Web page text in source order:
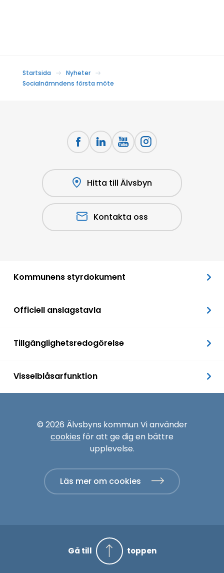
Startsida
Nyheter
Socialnämndens första möte
Hitta till Älvsbyn
Kontakta oss
Kommunens styrdokument
Officiell anslagstavla
Tillgänglighetsredogörelse
Visselblåsarfunktion
© 2026 Älvsbyns kommun Vi använder
cookies för att ge dig en bättre
upplevelse.
Läs mer om cookies
Gå till toppen